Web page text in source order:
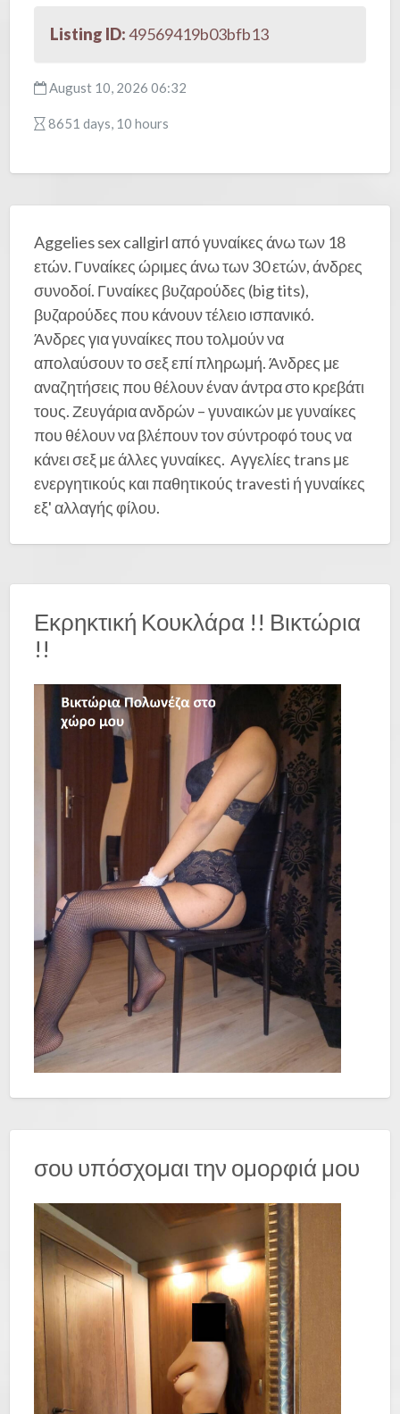
Listing ID:49569419b03bfb13
August 10, 2026 06:32
8651 days, 10 hours
Aggelies sex callgirl από γυναίκες άνω των 18
ετών. Γυναίκες ώριμες άνω των 30 ετών, άνδρες
συνοδοί. Γυναίκες βυζαρούδες (big tits),
βυζαρούδες που κάνουν τέλειο ισπανικό.
Άνδρες για γυναίκες που τολμούν να
απολαύσουν το σεξ επί πληρωμή. Άνδρες με
αναζητήσεις που θέλουν έναν άντρα στο κρεβάτι
τους. Ζευγάρια ανδρών – γυναικών με γυναίκες
που θέλουν να βλέπουν τον σύντροφό τους να
κάνει σεξ με άλλες γυναίκες. Αγγελίες trans με
ενεργητικούς και παθητικούς travesti ή γυναίκες
εξ' αλλαγής φίλου.
Εκρηκτική Κουκλάρα !! Βικτώρια
!!
σου υπόσχομαι την ομορφιά μου